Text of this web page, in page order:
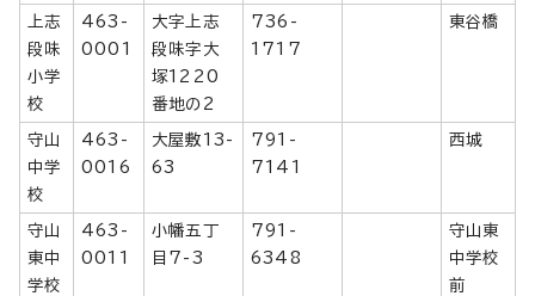
上志
段味
小学
校
463-
0001
大字上志
段味字大
塚1220
番地の2
736-
1717
東谷橋
守山
中学
校
463-
0016
大屋敷13-
63
791-
7141
西城
守山
東中
学校
463-
0011
小幡五丁
目7-3
791-
6348
守山東
中学校
前